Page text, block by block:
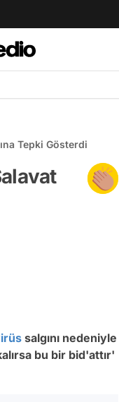
Tepki Gösterdi
salgını nedeniyle
bu bir bid'attır'